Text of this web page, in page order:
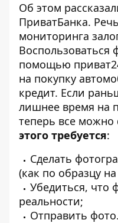
Об этом
ПриватБанка.
мониторинга
помощью
на покупку
кредит. Если
лишнее время на
теперь все можно
этого требуется:
Сделать
(как по образцу
Убедиться, что
реальности;
Отправить фото.